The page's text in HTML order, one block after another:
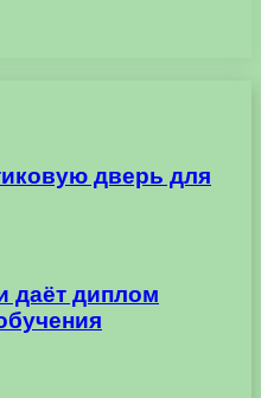
дверь для
даёт диплом